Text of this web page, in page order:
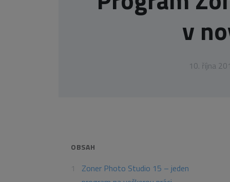
v
10. října
OBSAH
Zoner Photo Studio 15 – jeden